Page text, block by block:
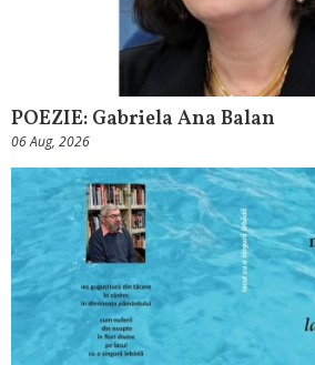
POEZIE: Gabriela Ana Balan
06 Aug, 2026